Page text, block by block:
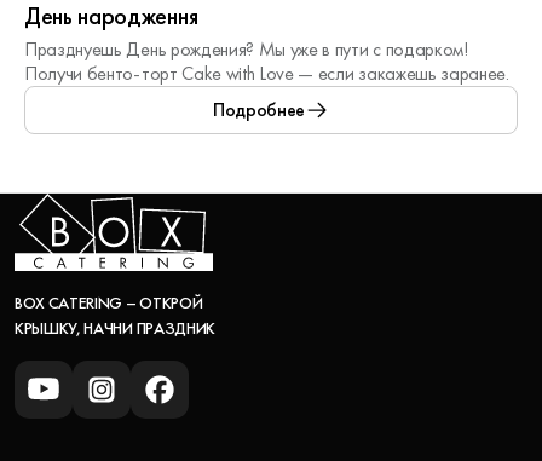
День народження
Празднуешь День рождения? Мы уже в пути с подарком!
Получи бенто-торт Cake with Love — если закажешь заранее.
Получи его при покупке от 4-х смарт-боксов и предъявлении
документа, удостоверяющего дату рождения.
** Предложение действительно за неделю до и после
праздника. К одному заказу идет один акционный бокс.
*** Именинник может воспользоваться акцией только один
раз.
Подробнее
BOX CATERING – ОТКРОЙ
КРЫШКУ, НАЧНИ ПРАЗДНИК